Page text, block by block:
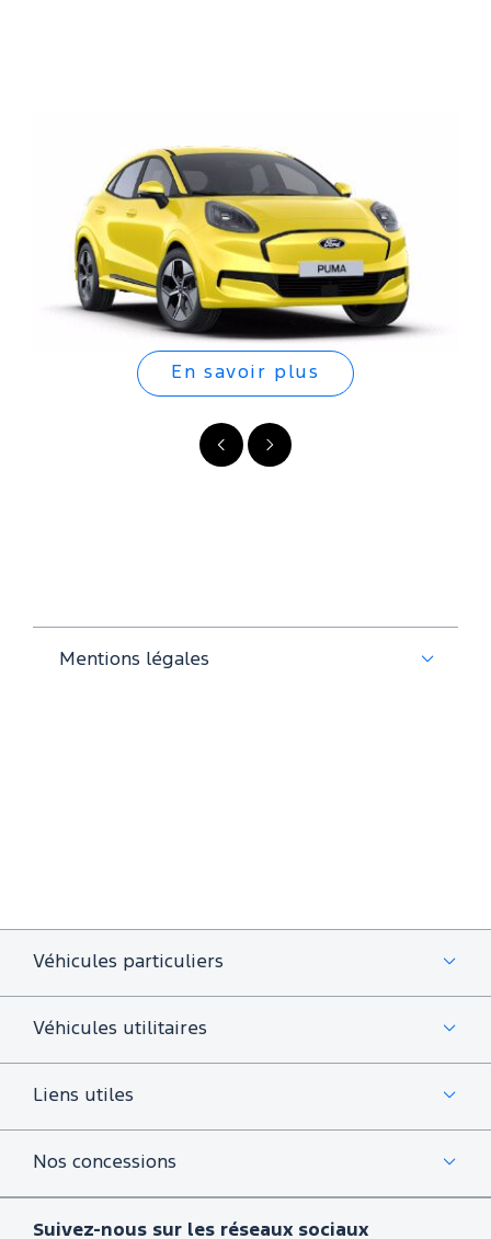
Suivant
Précédent
En savoir plus
Mentions légales
Véhicules particuliers
Véhicules utilitaires
Liens utiles
Nos concessions
Suivez-nous sur les réseaux sociaux